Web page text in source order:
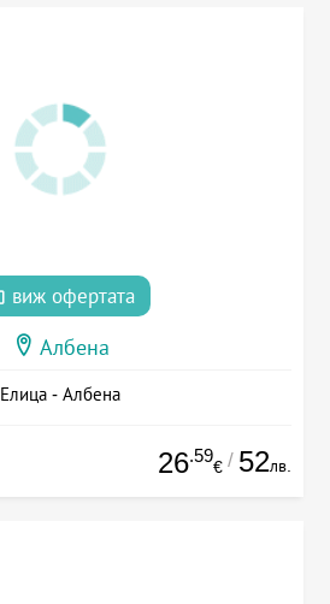
виж офертата
Албена
Елица - Албена
26.59
€ / 52лв.